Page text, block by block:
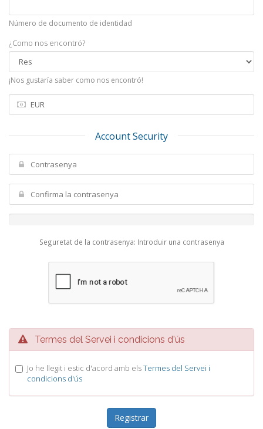
Número de documento de identidad
¿Como nos encontró?
¡Nos gustaría saber como nos encontró!
Account Security
Seguretat de la contrasenya: Introduir una contrasenya
Termes del Servei i condicions d'ús
Jo he llegit i estic d'acord amb elsTermes del Servei i
condicions d'ús